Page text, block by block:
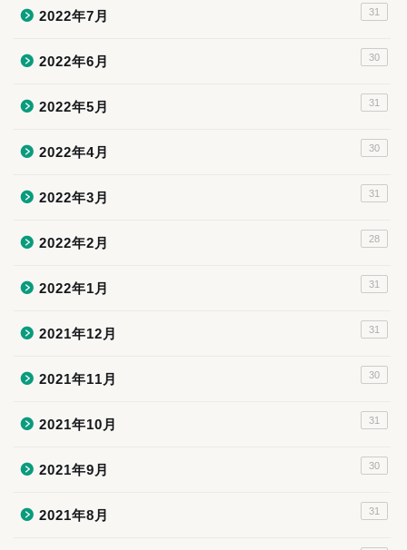
2022年7月 31
2022年6月 30
2022年5月 31
2022年4月 30
2022年3月 31
2022年2月 28
2022年1月 31
2021年12月 31
2021年11月 30
2021年10月 31
2021年9月 30
2021年8月 31